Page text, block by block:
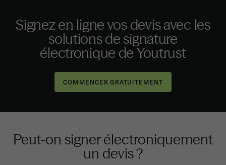
Signez en ligne vos devis avec les
solutions de signature
électronique de Youtrust
Peut-on signer électroniquement
un devis ?